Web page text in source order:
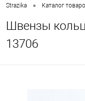
Strazika • Каталог
Швензы
13706